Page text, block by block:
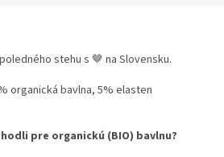
stehu s 🤎 na Slovensku.
organická bavlna, 5% elasten
pre organickú (BIO) bavlnu?